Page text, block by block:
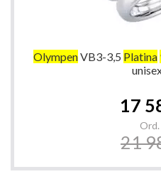
OlympenVB3-3,5 Platina
17
21